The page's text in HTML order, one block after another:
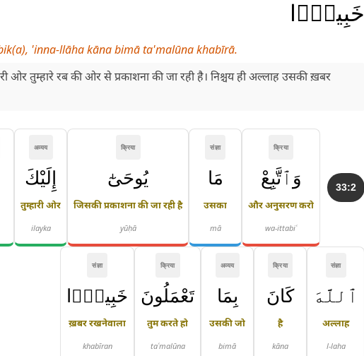
خَبِيرًۭا
'inna-llāha kāna bimā ta'malūna khabīrā.
तुम्हारे रब की ओर से प्रकाशना की जा रही है। निश्चय ही अल्लाह उसकी ख़बर
33:2
क्रिया
وَٱتَّبِعْ
और अनुसरण करो
wa-ittabiʿ
संज्ञा
مَا
उसका
mā
क्रिया
يُوحَىٰٓ
जिसकी प्रकाशना की जा रही है
yūḥā
अव्यय
إِلَيْكَ
तुम्हारी ओर
ilayka
संज्ञा
ٱللَّهَ
अल्लाह
l-laha
क्रिया
كَانَ
है
kāna
अव्यय
بِمَا
उसकी जो
bimā
क्रिया
تَعْمَلُونَ
तुम करते हो
taʿmalūna
संज्ञा
خَبِيرًۭا
ख़बर रखनेवाला
khabīran